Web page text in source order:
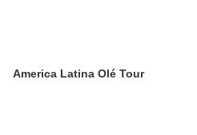
America Latina Olé Tour